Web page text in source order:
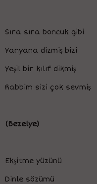
Sıra sıra boncuk gibi
Yanyana dizmiş bizi
Yeşil bir kılıf dikmiş
Rabbim sizi çok sevmiş
(Bezelye)
Ekşitme yüzünü
Dinle sözümü